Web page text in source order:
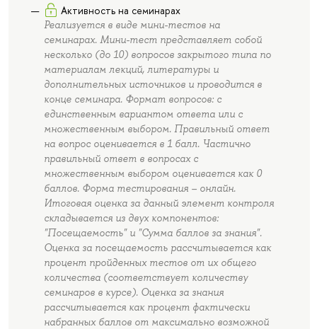
Активность на семинарах
Реализуется в виде мини-тестов на
семинарах. Мини-тест представляет собой
несколько (до 10) вопросов закрытого типа по
материалам лекций, литературы и
дополнительных источников и проводится в
конце семинара. Формат вопросов: с
единственным вариантом ответа или с
множественным выбором. Правильный ответ
на вопрос оценивается в 1 балл. Частично
правильный ответ в вопросах с
множественным выбором оценивается как 0
баллов. Форма тестирования – онлайн.
Итоговая оценка за данный элемент контроля
складывается из двух компонентов:
"Посещаемость" и "Сумма баллов за знания".
Оценка за посещаемость рассчитывается как
процент пройденных тестов от их общего
количества (соответствует количеству
семинаров в курсе). Оценка за знания
рассчитывается как процент фактически
набранных баллов от максимально возможной